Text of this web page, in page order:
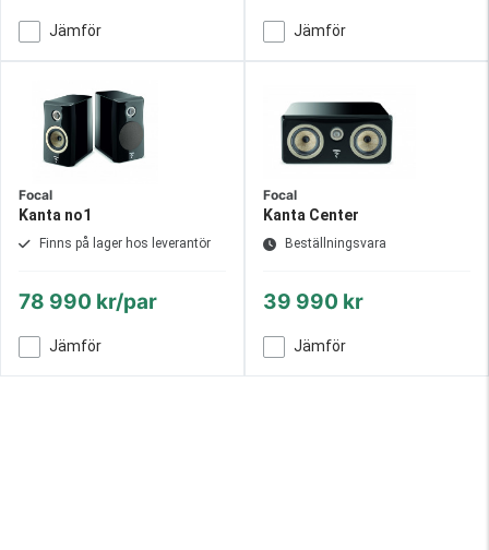
Jämför Jämför
Focal
Kanta no1
Finns på lager hos leverantör
78 990 kr/par
Jämför
Focal
Kanta Center
Beställningsvara
39 990 kr
Jämför